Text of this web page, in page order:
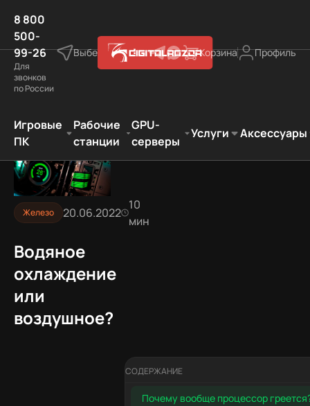
8 800
500-
99-26
Для
звонков
по России
Выберите город Корзина Профиль
Игровые
ПК
Рабочие
станции
GPU-
серверы
Услуги Аксессуары
Железо 20.06.2022
10
мин
Водяное
охлаждение
или
воздушное?
СОДЕРЖАНИЕ
Почему вообще процессор